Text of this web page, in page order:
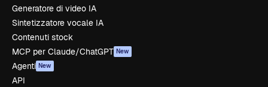
Generatore di video IA
Sintetizzatore vocale IA
Contenuti stock
MCP per Claude/ChatGPT New
Agenti New
API